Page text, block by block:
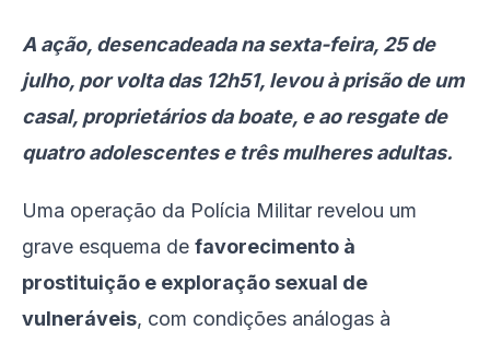
A ação, desencadeada na sexta-feira, 25 de
julho, por volta das 12h51, levou à prisão de um
casal, proprietários da boate, e ao resgate de
quatro adolescentes e três mulheres adultas.
Uma operação da Polícia Militar revelou um
grave esquema de favorecimento à
prostituição e exploração sexual de
vulneráveis, com condições análogas à